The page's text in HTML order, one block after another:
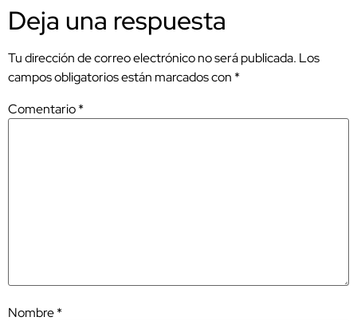
Deja una respuesta
Tu dirección de correo electrónico no será publicada. Los
campos obligatorios están marcados con *
Comentario*
Nombre*